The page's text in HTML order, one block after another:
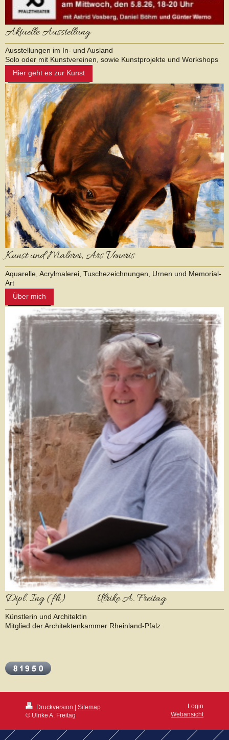
Aktuelle Ausstellung
Ausstellungen im In- und Ausland
Solo oder mit Kunstvereinen, sowie Kunstprojekte und Workshops
Hier geht es zur Kunst
Kunst und Malerei, Ars Veneris
Aquarelle, Acrylmalerei, Tuschezeichnungen, Urnen und Memorial-
Art
Über mich
Dipl. Ing (fh) Ulrike A. Freitag
Künstlerin und Architektin
Mitglied der Architektenkammer Rheinland-Pfalz
Druckversion | Sitemap
© Ulrike A. Freitag
Login
Webansicht